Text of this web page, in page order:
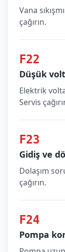
Vana
çağırın.
F22
Düşük
Elektrik
Servis
F23
Gidiş ve
Dolaşım
çağırın.
F24
Pompa